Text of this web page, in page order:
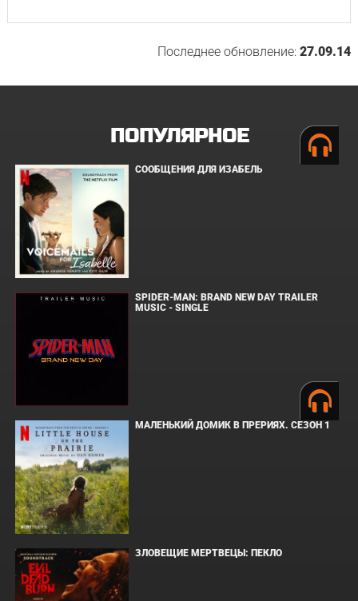
Последнее обновление:27.09.14
ПОПУЛЯРНОЕ
СООБЩЕНИЯ ДЛЯ ИЗАБЕЛЬ
SPIDER-MAN: BRAND NEW DAY TRAILER
MUSIC - SINGLE
МАЛЕНЬКИЙ ДОМИК В ПРЕРИЯХ. СЕЗОН 1
ЗЛОВЕЩИЕ МЕРТВЕЦЫ: ПЕКЛО